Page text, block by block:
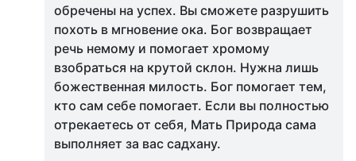
обречены на успех. Вы сможете разрушить
похоть в мгновение ока. Бог возвращает
речь немому и помогает хромому
взобраться на крутой склон. Нужна лишь
божественная милость. Бог помогает тем,
кто сам себе помогает. Если вы полностью
отрекаетесь от себя, Мать Природа сама
выполняет за вас садхану.